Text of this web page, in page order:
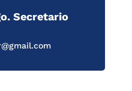
Secretario